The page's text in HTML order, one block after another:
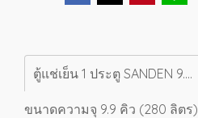
ตู้แช่เย็น 1 ประตู SANDEN 9.9 คิว [SPC-0290]
ขนาดความจุ 9.9 คิว (280 ลิตร)